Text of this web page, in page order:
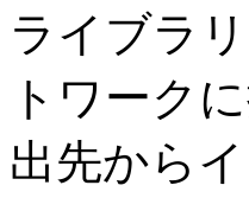
ライブラ
トワーク
出先から